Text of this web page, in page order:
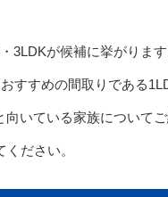
3LDKが候補に挙がります
すすめの間取りである
いている家族について
ださい。